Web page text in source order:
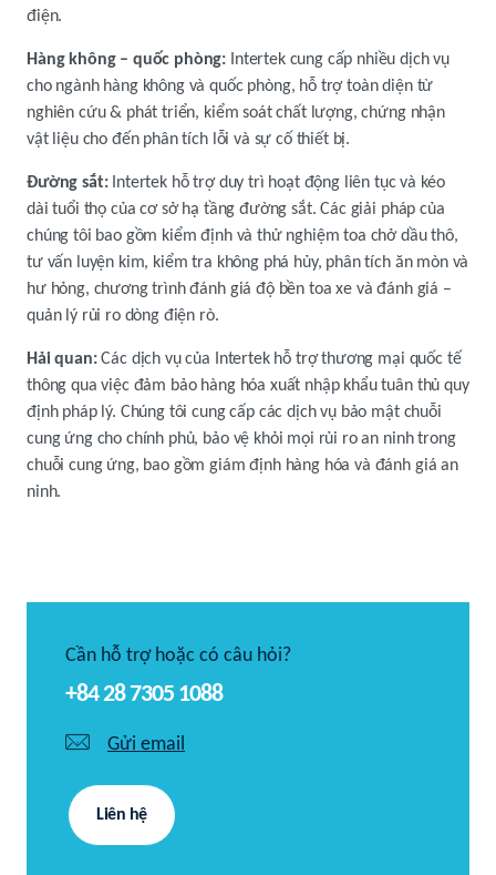
điện.
Hàng không – quốc phòng: Intertek cung cấp nhiều dịch vụ
cho ngành hàng không và quốc phòng, hỗ trợ toàn diện từ
nghiên cứu & phát triển, kiểm soát chất lượng, chứng nhận
vật liệu cho đến phân tích lỗi và sự cố thiết bị.
Đường sắt:Intertek hỗ trợ duy trì hoạt động liên tục và kéo
dài tuổi thọ của cơ sở hạ tầng đường sắt. Các giải pháp của
chúng tôi bao gồm kiểm định và thử nghiệm toa chở dầu thô,
tư vấn luyện kim, kiểm tra không phá hủy, phân tích ăn mòn và
hư hỏng, chương trình đánh giá độ bền toa xe và đánh giá –
quản lý rủi ro dòng điện rò.
Hải quan:Các dịch vụ của Intertek hỗ trợ thương mại quốc tế
thông qua việc đảm bảo hàng hóa xuất nhập khẩu tuân thủ quy
định pháp lý. Chúng tôi cung cấp các dịch vụ bảo mật chuỗi
cung ứng cho chính phủ, bảo vệ khỏi mọi rủi ro an ninh trong
chuỗi cung ứng, bao gồm giám định hàng hóa và đánh giá an
ninh.
Cần hỗ trợ hoặc có câu hỏi?
+84 28 7305 1088
Gửi email
Liên hệ